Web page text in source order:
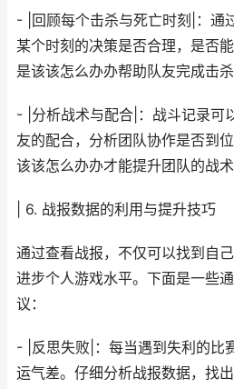
- |回顾每个击杀与死亡时刻|：通
某个时刻的决策是否合理，是否
是该该怎么办办帮助队友完成击杀
- |分析战术与配合|：战斗记录可
友的配合，分析团队协作是否到
该该怎么办办才能提升团队的战术
| 6. 战报数据的利用与提升技巧
通过查看战报，不仅可以找到自
进步个人游戏水平。下面是一些
议：
- |反思失败|：每当遇到失利的比
运气差。仔细分析战报数据，找